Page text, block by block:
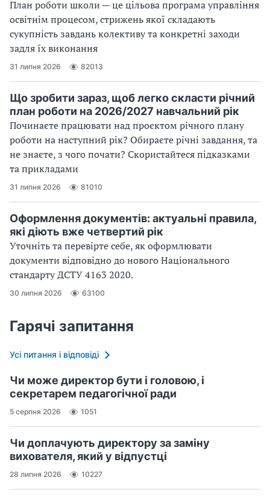
План роботи школи — це цільова програма управління
освітнім процесом, стрижень якої складають
сукупність завдань колективу та конкретні заходи
задля їх виконання
31 липня 2026 82013
Що зробити зараз, щоб легко скласти річний
план роботи на 2026/2027 навчальний рік
Починаєте працювати над проєктом річного плану
роботи на наступний рік? Обираєте річні завдання, та
не знаєте, з чого почати? Скористайтеся підказками
та прикладами
31 липня 2026 81010
Оформлення документів: актуальні правила,
які діють вже четвертий рік
Уточніть та перевірте себе, як оформлювати
документи відповідно до нового Націо­нального
стандарту ДСТУ 4163 2020.
30 липня 2026 63100
Гарячі запитання
Усі питання і відповіді
Чи може директор бути і головою, і
секретарем педагогічної ради
5 серпня 2026 1051
Чи доплачують директору за заміну
вихователя, який у відпустці
28 липня 2026 10227